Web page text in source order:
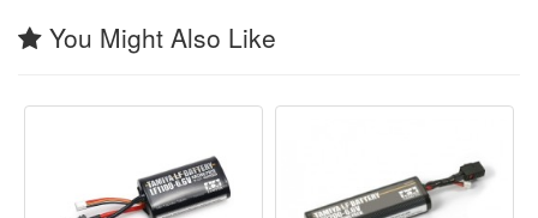
You Might Also Like